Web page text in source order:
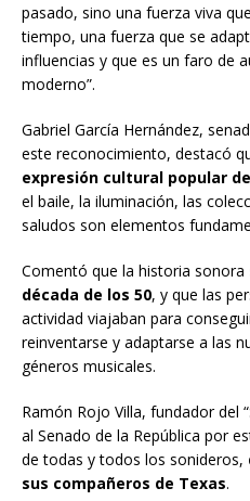
pasado, sino una fuerza viva
tiempo, una fuerza que se
influencias y que es un faro de
moderno”.
Gabriel García Hernández,
este reconocimiento, destacó
expresión cultural popular
el baile, la iluminación, las
saludos son elementos
Comentó que la historia sonora
década de los 50, y que las
actividad viajaban para
reinventarse y adaptarse a las
géneros musicales.
Ramón Rojo Villa, fundador del
al Senado de la República por
de todas y todos los sonideros,
sus compañeros de Texas.